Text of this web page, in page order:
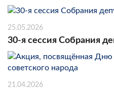
25.05.2026
30-я сессия Собрания
21.04.2026